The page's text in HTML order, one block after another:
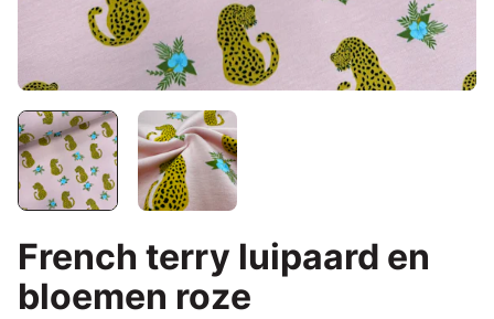
French terry luipaard en
bloemen roze